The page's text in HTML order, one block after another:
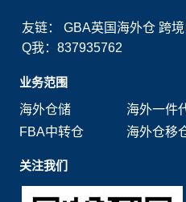
友链：GBA英国海外仓 跨
Q我：837935762
业务范围
海外仓储
海外一件
FBA中转仓
海外仓移
关注我们